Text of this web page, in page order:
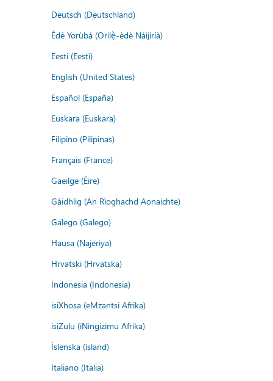
Deutsch (Deutschland)
Èdè Yorùbá (Orilẹ̀-èdè Nàìjíríà)
Eesti (Eesti)
English (United States)
Español (España)
Euskara (Euskara)
Filipino (Pilipinas)
Français (France)
Gaeilge (Éire)
Gàidhlig (An Rìoghachd Aonaichte)
Galego (Galego)
Hausa (Najeriya)
Hrvatski (Hrvatska)
Indonesia (Indonesia)
isiXhosa (eMzantsi Afrika)
isiZulu (iNingizimu Afrika)
Íslenska (ísland)
Italiano (Italia)